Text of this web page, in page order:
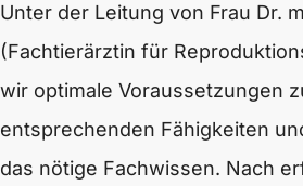
Unter der Leitung von Frau Dr.
(Fachtierärztin für
wir optimale Voraussetzungen
entsprechenden Fähigkeiten
das nötige Fachwissen. Nach